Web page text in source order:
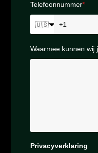
Telefoonnummer*
🇺🇸
Waarmee kunnen wij
Privacyverklaring